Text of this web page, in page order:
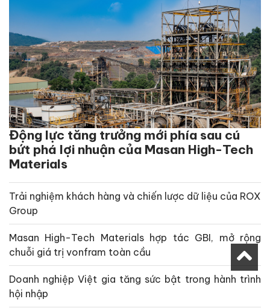
Động lực tăng trưởng mới phía sau cú
bứt phá lợi nhuận của Masan High-Tech
Materials
Trải nghiệm khách hàng và chiến lược dữ liệu của ROX
Group
Masan High-Tech Materials hợp tác GBI, mở rộng
chuỗi giá trị vonfram toàn cầu
Doanh nghiệp Việt gia tăng sức bật trong hành trình
hội nhập